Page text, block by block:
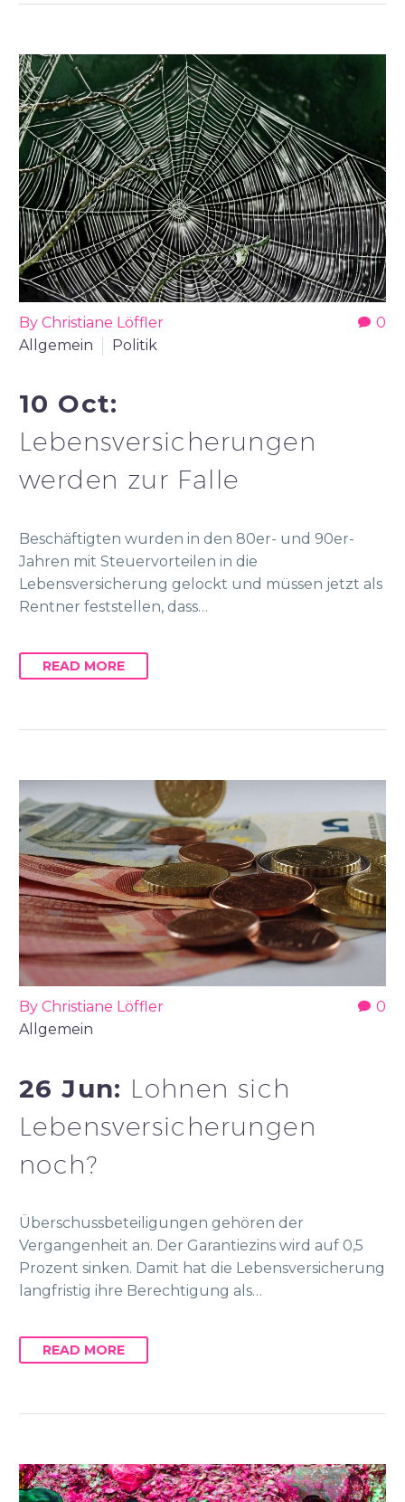
0
By Christiane Löffler
Allgemein
Politik
10 Oct:
Lebensversicherungen
werden zur Falle
Beschäftigten wurden in den 80er- und 90er-
Jahren mit Steuervorteilen in die
Lebensversicherung gelockt und müssen jetzt als
Rentner feststellen, dass…
READ MORE
0
By Christiane Löffler
Allgemein
26 Jun: Lohnen sich
Lebensversicherungen
noch?
Überschussbeteiligungen gehören der
Vergangenheit an. Der Garantiezins wird auf 0,5
Prozent sinken. Damit hat die Lebensversicherung
langfristig ihre Berechtigung als…
READ MORE